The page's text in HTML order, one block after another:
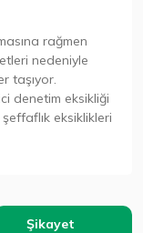
rağmen
nedeniyle
taşıyor.
denetim eksikliği
eksiklikleri
Şikayet